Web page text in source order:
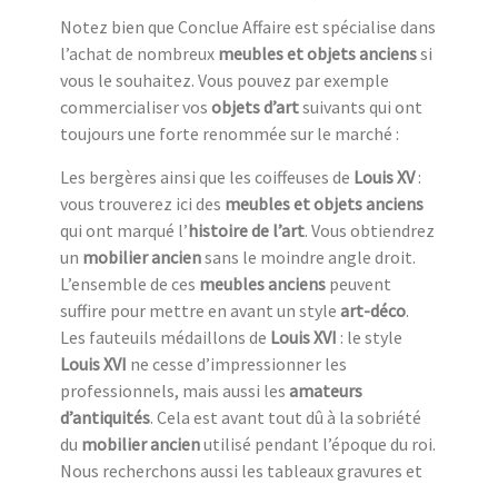
Notez bien que Conclue Affaire est spécialise dans
l’achat de nombreux meubles et objets ancienssi
vous le souhaitez. Vous pouvez par exemple
commercialiser vos objets d’artsuivants qui ont
toujours une forte renommée sur le marché :
Les bergères ainsi que les coiffeuses de Louis XV:
vous trouverez ici des meubles et objets anciens
qui ont marqué l’histoire de l’art. Vous obtiendrez
un mobilier anciensans le moindre angle droit.
L’ensemble de ces meubles anciens peuvent
suffire pour mettre en avant un style art-déco.
Les fauteuils médaillons de Louis XVI : le style
Louis XVI ne cesse d’impressionner les
professionnels, mais aussi les amateurs
d’antiquités. Cela est avant tout dû à la sobriété
du mobilier ancienutilisé pendant l’époque du roi.
Nous recherchons aussi les tableaux gravures et